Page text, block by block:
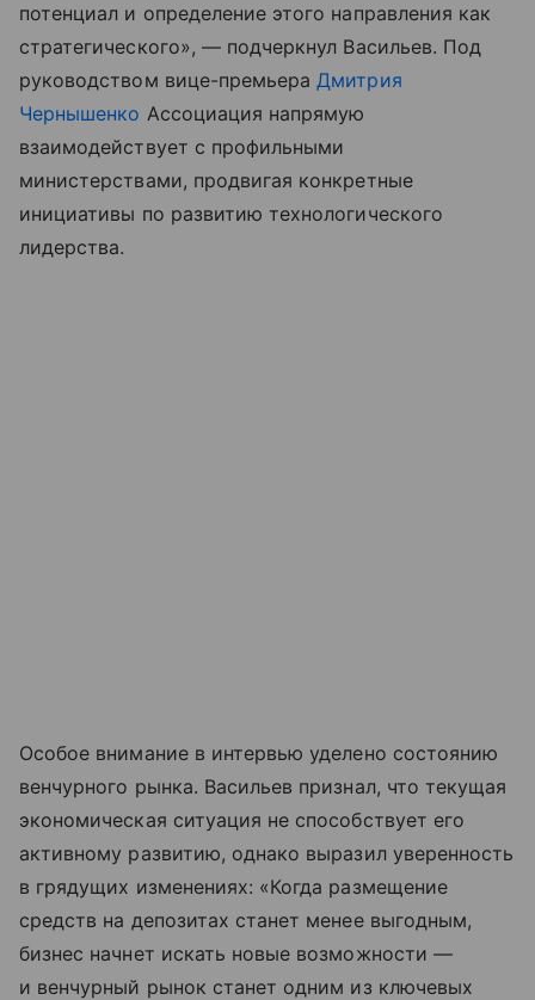
потенциал и определение этого направления как
стратегического», — подчеркнул Васильев. Под
руководством вице-премьераДмитрия
Чернышенко Ассоциация напрямую
взаимодействует с профильными
министерствами, продвигая конкретные
инициативы по развитию технологического
лидерства.
Особое внимание в интервью уделено состоянию
венчурного рынка. Васильев признал, что текущая
экономическая ситуация не способствует его
активному развитию, однако выразил уверенность
в грядущих изменениях: «Когда размещение
средств на депозитах станет менее выгодным,
бизнес начнет искать новые возможности —
и венчурный рынок станет одним из ключевых